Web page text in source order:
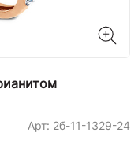
Арт: 2б-11-1329-24